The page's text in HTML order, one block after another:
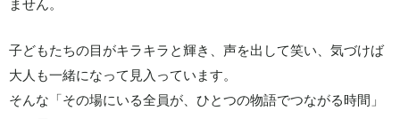
ません。
子どもたちの目がキラキラと輝き、声を出して笑い、気づけば
大人も一緒になって見入っています。
そんな「その場にいる全員が、ひとつの物語でつながる時間」